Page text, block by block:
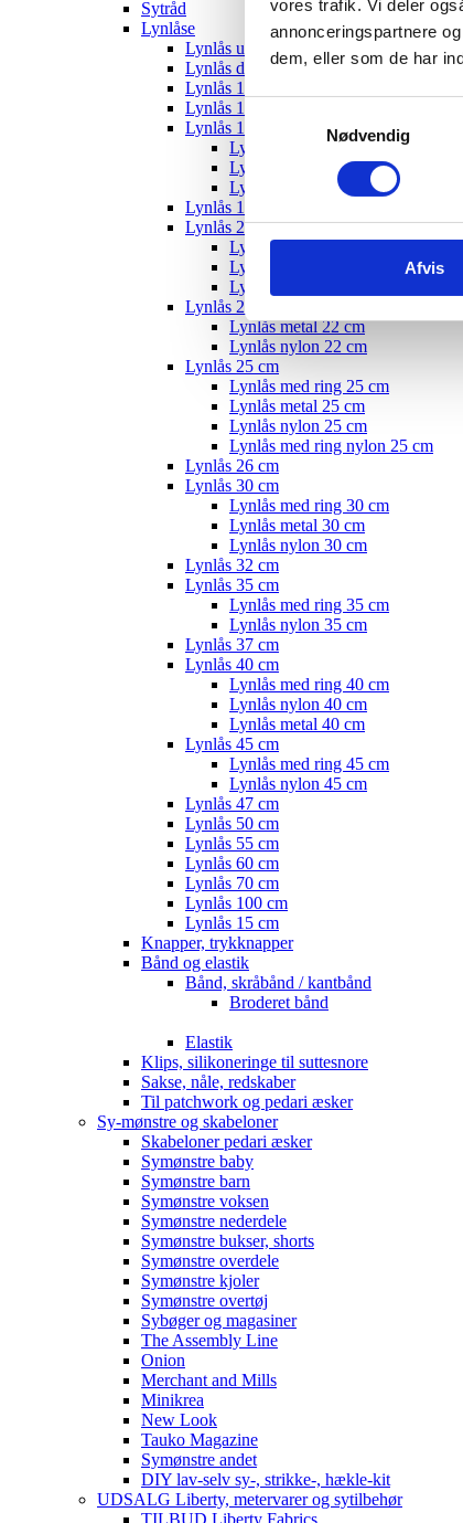
vores trafik. Vi deler
annonceringspartnere
dem, eller som de har
Nødvendig
Afvis
Sytråd
Lynlåse
Lynlås usynlig
Lynlås delbar
Lynlås 12 cm
Lynlås 15 cm
Lynlås 18 cm
Lynlås med ring 18 cm
Lynlås nylon 18 cm
Lynlås metal 18 cm
Lynlås 19 cm
Lynlås 20 cm
Lynlås med ring 20 cm
Lynlås metal 20 cm
Lynlås nylon 20 cm
Lynlås 22 cm
Lynlås metal 22 cm
Lynlås nylon 22 cm
Lynlås 25 cm
Lynlås med ring 25 cm
Lynlås metal 25 cm
Lynlås nylon 25 cm
Lynlås med ring nylon 25 cm
Lynlås 26 cm
Lynlås 30 cm
Lynlås med ring 30 cm
Lynlås metal 30 cm
Lynlås nylon 30 cm
Lynlås 32 cm
Lynlås 35 cm
Lynlås med ring 35 cm
Lynlås nylon 35 cm
Lynlås 37 cm
Lynlås 40 cm
Lynlås med ring 40 cm
Lynlås nylon 40 cm
Lynlås metal 40 cm
Lynlås 45 cm
Lynlås med ring 45 cm
Lynlås nylon 45 cm
Lynlås 47 cm
Lynlås 50 cm
Lynlås 55 cm
Lynlås 60 cm
Lynlås 70 cm
Lynlås 100 cm
Lynlås 15 cm
Knapper, trykknapper
Bånd og elastik
Bånd, skråbånd / kantbånd
Broderet bånd
Elastik
Klips, silikoneringe til suttesnore
Sakse, nåle, redskaber
Til patchwork og pedari æsker
Sy-mønstre og skabeloner
Skabeloner pedari æsker
Symønstre baby
Symønstre barn
Symønstre voksen
Symønstre nederdele
Symønstre bukser, shorts
Symønstre overdele
Symønstre kjoler
Symønstre overtøj
Sybøger og magasiner
The Assembly Line
Onion
Merchant and Mills
Minikrea
New Look
Tauko Magazine
Symønstre andet
DIY lav-selv sy-, strikke-, hækle-kit
UDSALG Liberty, metervarer og sytilbehør
TILBUD Liberty Fabrics